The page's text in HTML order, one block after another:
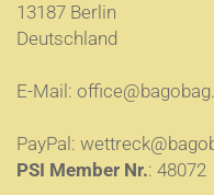
13187 Berlin
Deutschland
E-Mail:
PayPal:
PSI Member Nr.: 48072